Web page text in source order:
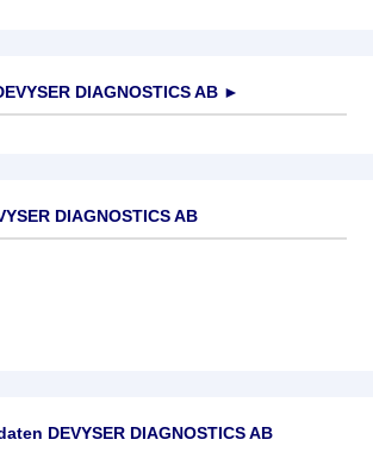
DIAGNOSTICS AB ►
DIAGNOSTICS AB
DEVYSER DIAGNOSTICS AB